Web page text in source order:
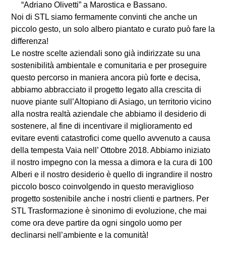
“Adriano Olivetti” a Marostica e Bassano.
Noi di STL siamo fermamente convinti che anche un
piccolo gesto, un solo albero piantato e curato può fare la
differenza!
Le nostre scelte aziendali sono già indirizzate su una
sostenibilità ambientale e comunitaria e per proseguire
questo percorso in maniera ancora più forte e decisa,
abbiamo abbracciato il progetto legato alla crescita di
nuove piante sull’Altopiano di Asiago, un territorio vicino
alla nostra realtà aziendale che abbiamo il desiderio di
sostenere, al fine di incentivare il miglioramento ed
evitare eventi catastrofici come quello avvenuto a causa
della tempesta Vaia nell’ Ottobre 2018. Abbiamo iniziato
il nostro impegno con la messa a dimora e la cura di 100
Alberi e il nostro desiderio è quello di ingrandire il nostro
piccolo bosco coinvolgendo in questo meraviglioso
progetto sostenibile anche i nostri clienti e partners. Per
STL Trasformazione è sinonimo di evoluzione, che mai
come ora deve partire da ogni singolo uomo per
declinarsi nell’ambiente e la comunità!